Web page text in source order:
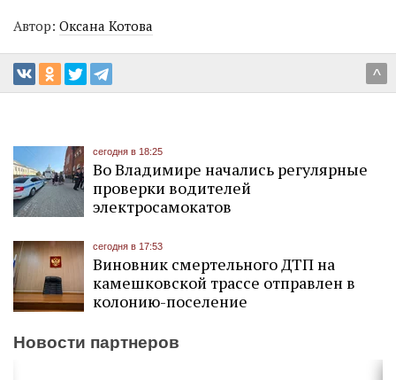
Автор: Оксана Котова
^
сегодня в 18:25
Во Владимире начались регулярные
проверки водителей
электросамокатов
сегодня в 17:53
Виновник смертельного ДТП на
камешковской трассе отправлен в
колонию-поселение
Новости партнеров